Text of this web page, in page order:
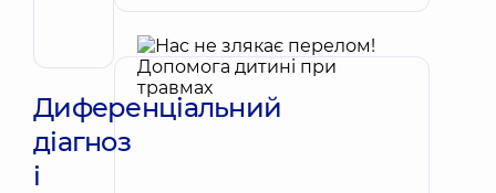
Акушер-
гінеколог;
Лікар
з
ультразвукової
діагностики
Диференціальний
діагноз
і